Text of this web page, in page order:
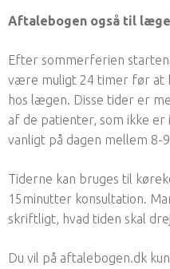
Aftalebogen også til
Efter sommerferien
være muligt 24 timer før at
hos lægen. Disse tider er
af de patienter, som ikke er
vanligt på dagen mellem 8-
Tiderne kan bruges til
15minutter konsultation.
skriftligt, hvad tiden skal
Du vil på aftalebogen.dk